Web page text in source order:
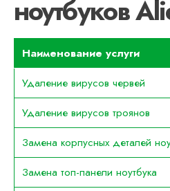
ноутбуков
Наименование услуги
Удаление вирусов червей
Удаление вирусов троянов
Замена корпусных деталей
Замена топ-панели ноутбука